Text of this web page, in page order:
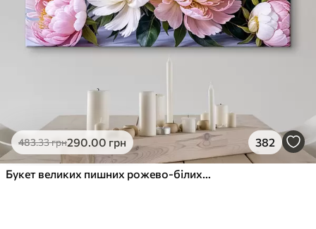
483.33грн290.00 грн 382
Букет великих пишних рожево-білих квітів півонії із зеленим листям на м’якому розмитому фоні